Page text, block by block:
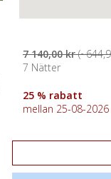
7 140,00 kr
7 Nätter
25 % rabatt
mellan 25-08-